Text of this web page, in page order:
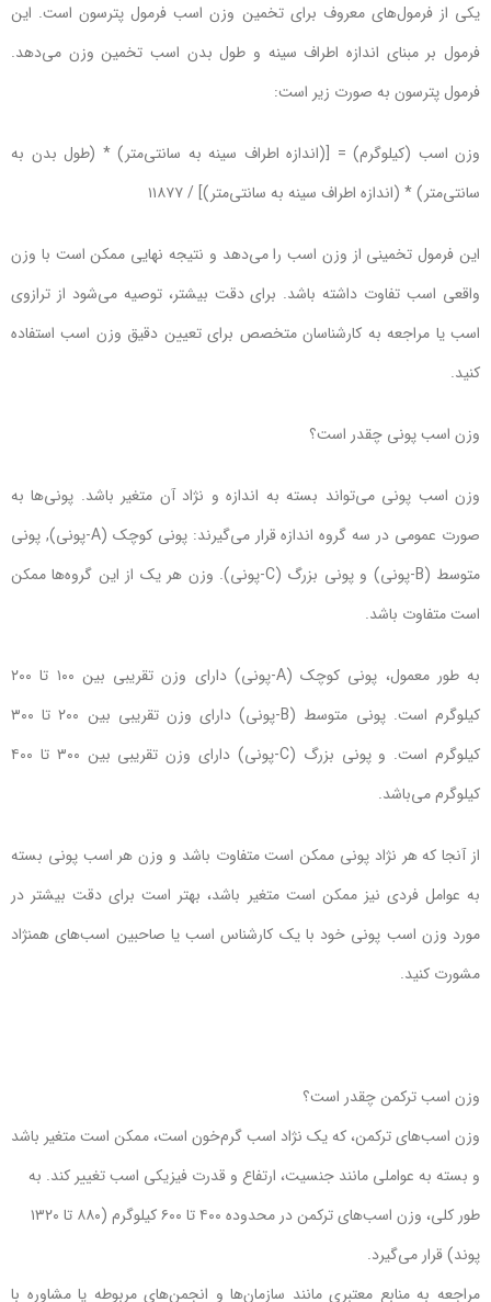
یکی از فرمول‌های معروف برای تخمین وزن اسب فرمول پترسون است. این
فرمول بر مبنای اندازه اطراف سینه و طول بدن اسب تخمین وزن می‌دهد.
فرمول پترسون به صورت زیر است:
وزن اسب (کیلوگرم) = [(اندازه اطراف سینه به سانتی‌متر) * (طول بدن به
سانتی‌متر) * (اندازه اطراف سینه به سانتی‌متر)] / ۱۱۸۷۷
این فرمول تخمینی از وزن اسب را می‌دهد و نتیجه نهایی ممکن است با وزن
واقعی اسب تفاوت داشته باشد. برای دقت بیشتر، توصیه می‌شود از ترازوی
اسب یا مراجعه به کارشناسان متخصص برای تعیین دقیق وزن اسب استفاده
کنید.
وزن اسب پونی چقدر است؟
وزن اسب پونی می‌تواند بسته به اندازه و نژاد آن متغیر باشد. پونی‌ها به
صورت عمومی در سه گروه اندازه قرار می‌گیرند: پونی کوچک (A-پونی), پونی
متوسط (B-پونی) و پونی بزرگ (C-پونی). وزن هر یک از این گروه‌ها ممکن
است متفاوت باشد.
به طور معمول، پونی کوچک (A-پونی) دارای وزن تقریبی بین ۱۰۰ تا ۲۰۰
کیلوگرم است. پونی متوسط (B-پونی) دارای وزن تقریبی بین ۲۰۰ تا ۳۰۰
کیلوگرم است. و پونی بزرگ (C-پونی) دارای وزن تقریبی بین ۳۰۰ تا ۴۰۰
کیلوگرم می‌باشد.
از آنجا که هر نژاد پونی ممکن است متفاوت باشد و وزن هر اسب پونی بسته
به عوامل فردی نیز ممکن است متغیر باشد، بهتر است برای دقت بیشتر در
مورد وزن اسب پونی خود با یک کارشناس اسب یا صاحبین اسب‌های همنژاد
مشورت کنید.
وزن اسب ترکمن چقدر است؟
وزن اسب‌های ترکمن، که یک نژاد اسب گرم‌خون است، ممکن است متغیر باشد
و بسته به عواملی مانند جنسیت، ارتفاع و قدرت فیزیکی اسب تغییر کند. به
طور کلی، وزن اسب‌های ترکمن در محدوده ۴۰۰ تا ۶۰۰ کیلوگرم (۸۸۰ تا ۱۳۲۰
پوند) قرار می‌گیرد.
مراجعه به منابع معتبری مانند سازمان‌ها و انجمن‌های مربوطه یا مشاوره با